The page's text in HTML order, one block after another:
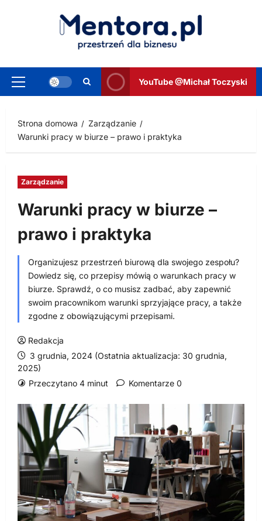
Menu
YouTube @Michał Toczyski
Strona domowa
Zarządzanie
Warunki pracy w biurze – prawo i praktyka
Zarządzanie
Warunki pracy w biurze –
prawo i praktyka
Organizujesz przestrzeń biurową dla swojego zespołu?
Dowiedz się, co przepisy mówią o warunkach pracy w
biurze. Sprawdź, o co musisz zadbać, aby zapewnić
swoim pracownikom warunki sprzyjające pracy, a także
zgodne z obowiązującymi przepisami.
Redakcja
3 grudnia, 2024 (Ostatnia aktualizacja: 30 grudnia,
2025)
Przeczytano 4 minut
Komentarze 0